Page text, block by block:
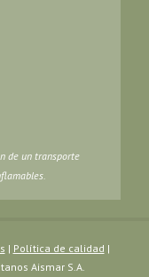
de un transporte
| Política de calidad |
Aismar S.A.